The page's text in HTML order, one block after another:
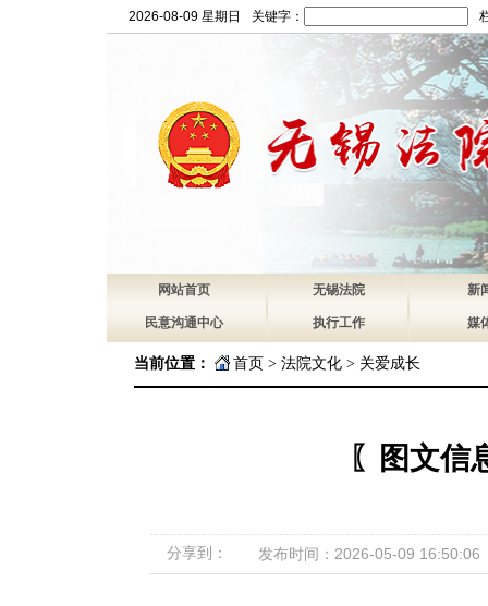
2026-08-09 星期日 关键字：
网站首页 无锡法院 新
民意沟通中心 执行工作 媒
当前位置： 首页 > 法院文化 > 关爱成长
〖图文信
分享到： 发布时间：2026-05-09 16:50:06